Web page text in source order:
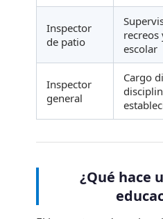
Inspector
de patio
recreos
escolar
Inspector
general
Cargo
¿Qué hace